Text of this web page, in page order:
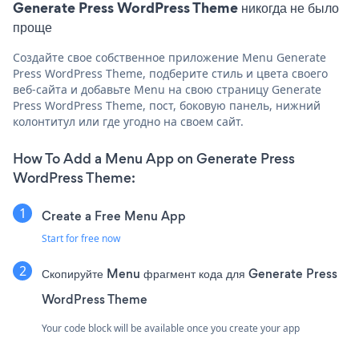
Generate Press WordPress Theme никогда не было
проще
Создайте свое собственное приложение Menu Generate
Press WordPress Theme, подберите стиль и цвета своего
веб-сайта и добавьте Menu на свою страницу Generate
Press WordPress Theme, пост, боковую панель, нижний
колонтитул или где угодно на своем сайт.
How To Add a Menu App on Generate Press
WordPress Theme:
Create a Free Menu App
Start for free now
Скопируйте Menu фрагмент кода для Generate Press
WordPress Theme
Your code block will be available once you create your app